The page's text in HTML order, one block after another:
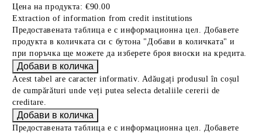
Цена на продукта: €90.00
Extraction of information from credit institutions
Предоставената таблица е с информационна цел. Добавете
продукта в количката си с бутона "Добави в количката" и
при поръчка ще можете да изберете броя вноски на кредита.
Acest tabel are caracter informativ. Adăugați produsul în coșul
de cumpărături unde veți putea selecta detaliile cererii de
creditare.
Предоставената таблица е с информационна цел. Добавете